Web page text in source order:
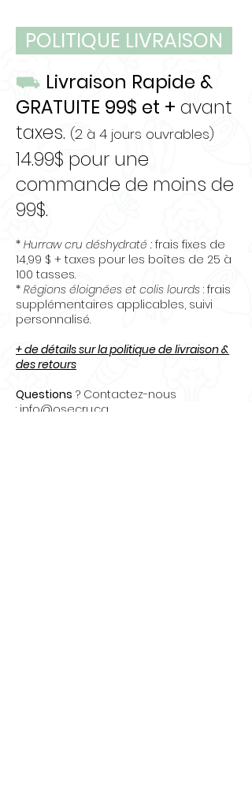
POLITIQUE LIVRAISON
⛟ Livraison Rapide &
GRATUITE 99$ et + avant
taxes. (2 à 4 jours ouvrables)
14.99$ pour une
commande de moins de
99$.
* Hurraw cru déshydraté : frais fixes de
14,99 $ + taxes pour les boîtes de 25 à
100 tasses.
* Régions éloignées et colis lourds : frais
supplémentaires applicables, suivi
personnalisé.
+ de détails sur la politique de livraison &
des retours
Questions ? Contactez-nous
: info@osecru.ca.